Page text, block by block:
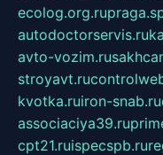
ecolog.org.ru
autodoctorservis.ru
avto-vozim.ru
stroyavt.ru
kvotka.ruiron-snab.ru
associaciya39.ru
cpt21.ruispecspb.ru